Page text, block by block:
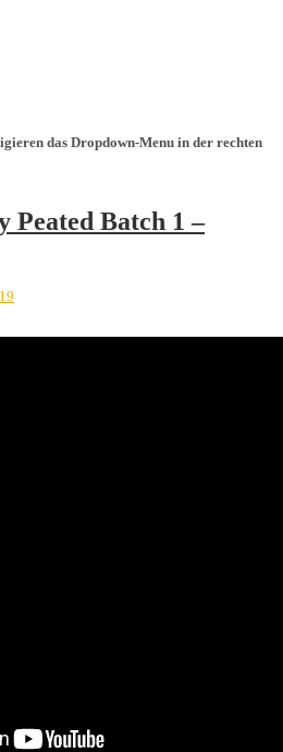
das Dropdown-Menu in der rechten
Batch 1 –